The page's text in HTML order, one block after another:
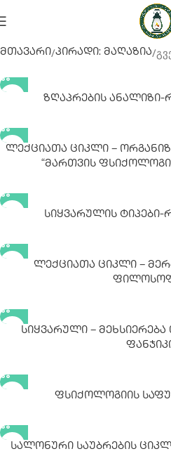
მთავარი პირადი: მაღაზია
Ზღაპრების
Ლექციათა Ციკლი –
“მართვის
Სიყვარულის
Ლექციათა Ციკლი –
Სიყვარული –
Ფსიქოლოგიის
Სალონური Საუბრების